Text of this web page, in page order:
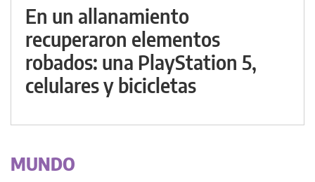
En un allanamiento
recuperaron elementos
robados: una PlayStation 5,
celulares y bicicletas
MUNDO